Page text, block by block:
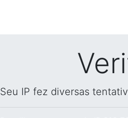
Seu IP fez diversas